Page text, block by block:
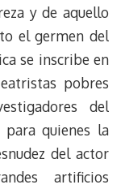
y de aquello
el germen del
se inscribe en
pobres
del
para quienes la
del actor
artificios